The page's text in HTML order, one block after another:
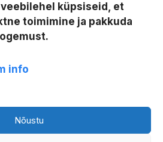
veebilehel küpsiseid, et
toimimine ja pakkuda
info
Nõustu
omand,